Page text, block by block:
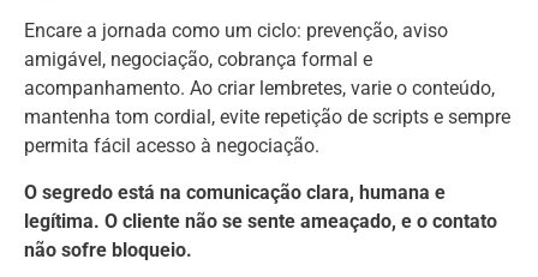
Encare a jornada como um ciclo: prevenção, aviso
amigável, negociação, cobrança formal e
acompanhamento. Ao criar lembretes, varie o conteúdo,
mantenha tom cordial, evite repetição de scripts e sempre
permita fácil acesso à negociação.
O segredo está na comunicação clara, humana e
legítima. O cliente não se sente ameaçado, e o contato
não sofre bloqueio.